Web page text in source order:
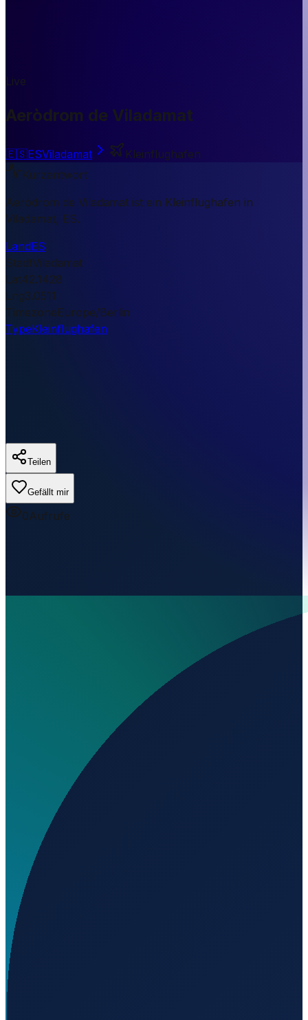
Live
Aeròdrom de Viladamat
🇪🇸ESViladamat
Kleinflughafen
Kurzantwort
Aeròdrom de Viladamat ist ein Kleinflughafen in
Viladamat, ES.
LandES
StadtViladamat
Lat42.1428
Lng3.0511
TimezoneEurope/Berlin
TypeKleinflughafen
Teilen
Gefällt mir
0Aufrufe
Wo liegt Aeròdrom de Viladamat?
42.14284,
Barcelona